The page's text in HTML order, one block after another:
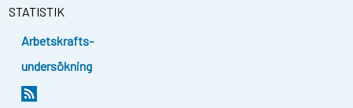
STATISTIK
Arbetskrafts-
undersökning